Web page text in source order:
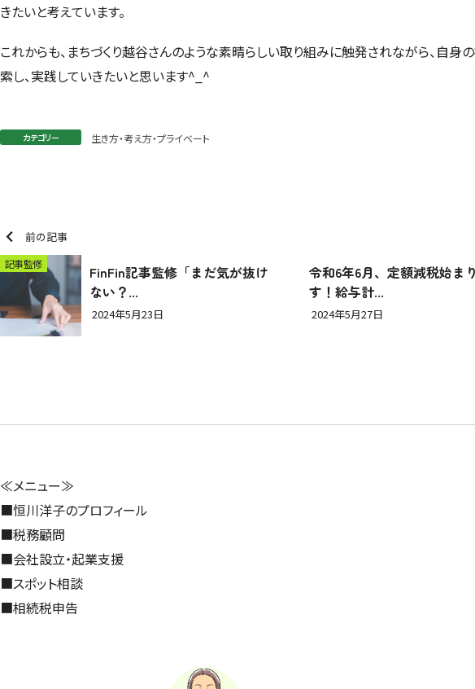
きたいと考えています。
これからも、まちづくり越谷さんのような素晴らしい取り組みに触発されながら、自身
索し、実践していきたいと思います^_^
カテゴリー 生き方・考え方・プライベート
chevron_left 前の記事
記事監修
FinFin記事監修「まだ気が抜け
ない？...
2024年5月23日
令和6年6月、定額減税始ま
す！給与計...
2024年5月27日
≪メニュー≫
■恒川洋子のプロフィール
■税務顧問
■会社設立・起業支援
■スポット相談
■相続税申告